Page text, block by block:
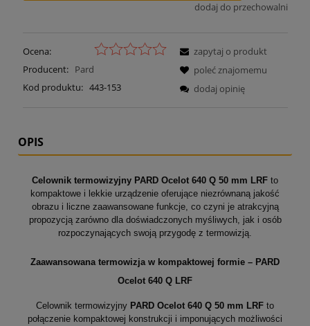
dodaj do przechowalni
Ocena:
Producent: Pard
Kod produktu: 443-153
zapytaj o produkt
poleć znajomemu
dodaj opinię
OPIS
Celownik termowizyjny PARD Ocelot 640 Q 50 mm LRF to
kompaktowe i lekkie urządzenie oferujące niezrównaną jakość
obrazu i liczne zaawansowane funkcje, co czyni je atrakcyjną
propozycją zarówno dla doświadczonych myśliwych, jak i osób
rozpoczynających swoją przygodę z termowizją.
Zaawansowana termowizja w kompaktowej formie – PARD
Ocelot 640 Q LRF
Celownik termowizyjny PARD Ocelot 640 Q 50 mm LRF to
połączenie kompaktowej konstrukcji i imponujących możliwości